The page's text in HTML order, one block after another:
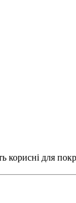
корисні для